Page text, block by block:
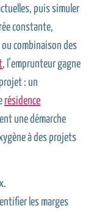
puis simuler
constante,
combinaison des
, l’emprunteur gagne
: un
résidence
une démarche
à des projets
les marges